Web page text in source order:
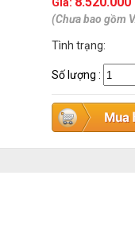
(Chưa bao gồm
Tình trạng:
Số lượng :